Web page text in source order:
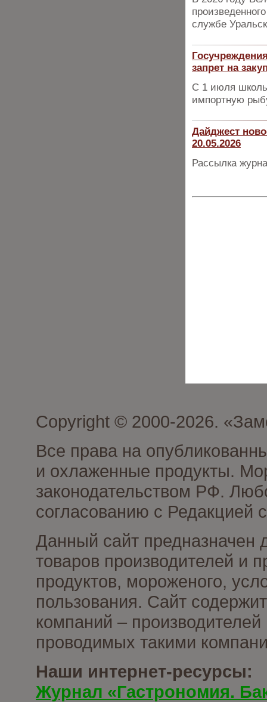
службе
запрет на
С 1 июля
импортную
Дайджест
20.05.2026
Рассылка
Copyright © 2000-2026.
Все права на
и охлаженные продукты.
законодательством РФ.
согласованию с Редакцией
Данный сайт предназначен
товаров производителей и
продуктов, мороженого,
пользования. Сайт
компаний –
проводимых такими
Наши интернет-ресурсы:
Журнал «Гастрономия.